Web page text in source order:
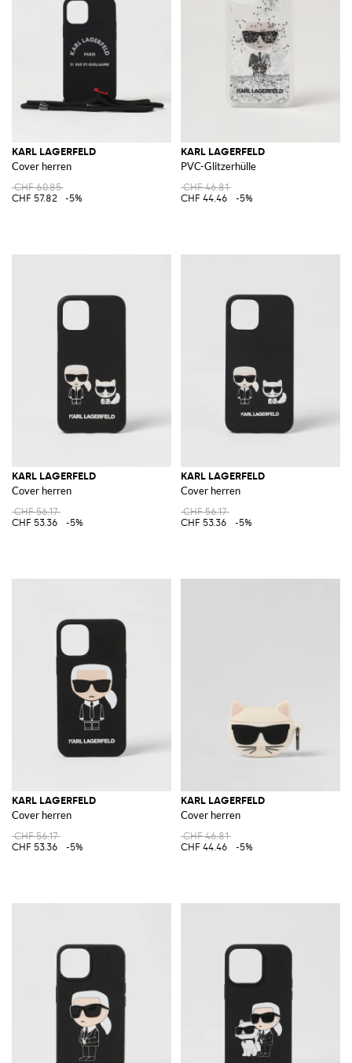
KARL LAGERFELD
Cover herren
CHF 60.85
CHF 57.82
-5%
KARL LAGERFELD
PVC-Glitzerhülle
CHF 46.81
CHF 44.46
-5%
KARL LAGERFELD
Cover herren
CHF 56.17
CHF 53.36
-5%
KARL LAGERFELD
Cover herren
CHF 56.17
CHF 53.36
-5%
KARL LAGERFELD
Cover herren
CHF 56.17
CHF 53.36
-5%
KARL LAGERFELD
Cover herren
CHF 46.81
CHF 44.46
-5%